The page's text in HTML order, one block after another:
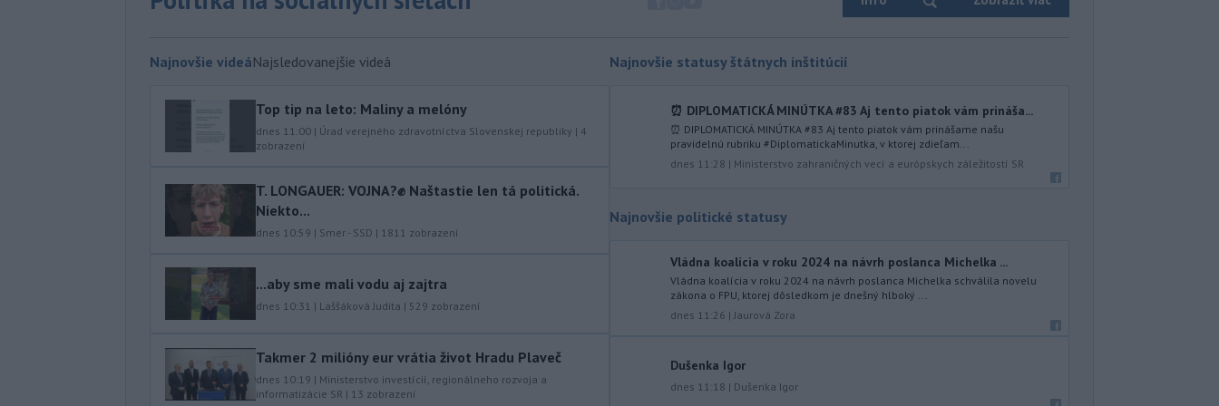
divadla (SKD) v Martine Helena
Sudická.
Národná diaľničná
spoločnosť (NDS) ukončila výmenu
záveru na ľavej strane
mosta Lanfranconi, ktorý je súčasťou
- Počet potvrdených prípadov
v Konžskej demokratickej republike
pozorovať čiastočné zatmenie
Generálna prokuratúra SR
podala v súvislosti s určením
Najnovšie videáNajsledovanejšie videá
Top tip na leto: Maliny a melóny
dnes 11:00 | Úrad verejného zdravotníctva Slovenskej republiky | 4
zobrazení
T. LONGAUER: VOJNA?✊ Naštastie len tá politická.
Niekto...
dnes 10:59 | Smer - SSD | 1811 zobrazení
...aby sme mali vodu aj zajtra
dnes 10:31 | Laššáková Judita | 529 zobrazení
Takmer 2 milióny eur vrátia život Hradu Plaveč
dnes 10:19 | Ministerstvo investícií, regionálneho rozvoja a
informatizácie SR | 13 zobrazení
Najnovšie statusy štátnych inštitúcií
⏰ DIPLOMATICKÁ MINÚTKA #83 Aj tento piatok vám prináša...
⏰ DIPLOMATICKÁ MINÚTKA #83 Aj tento piatok vám prinášame našu
pravidelnú rubriku #DiplomatickaMinutka, v ktorej zdieľam...
dnes 11:28 | Ministerstvo zahraničných vecí a európskych záležitostí SR
Najnovšie politické statusy
Vládna koalícia v roku 2024 na návrh poslanca Michelka ...
Vládna koalícia v roku 2024 na návrh poslanca Michelka schválila novelu
zákona o FPU, ktorej dôsledkom je dnešný hlboký ...
dnes 11:26 | Jaurová Zora
Dušenka Igor
dnes 11:18 | Dušenka Igor